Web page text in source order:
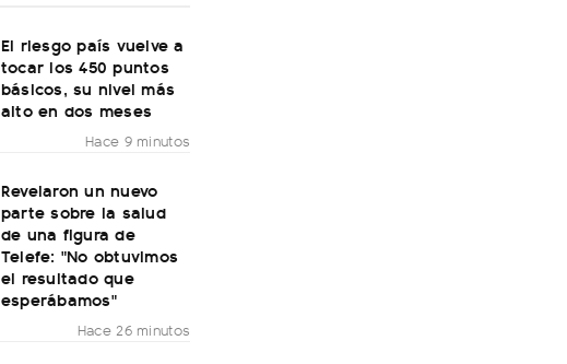
El riesgo país vuelve a
tocar los 450 puntos
básicos, su nivel más
alto en dos meses
Hace 9 minutos
Revelaron un nuevo
parte sobre la salud
de una figura de
Telefe: "No obtuvimos
el resultado que
esperábamos"
Hace 26 minutos